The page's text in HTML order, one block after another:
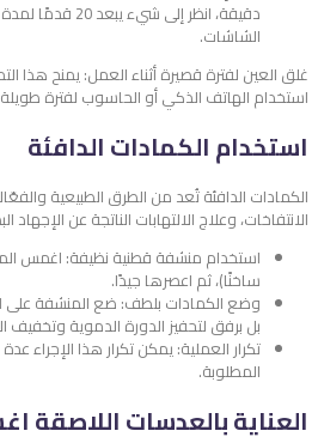
الشاشات.
غلق العين لفترة قصيرة أثناء العمل: يمنح هذا
استخدام الهاتف الذكي أو الحاسوب لفترة
استخدام الكمادات الدافئة
الكمادات الدافئة تُعد من الطرق الطبيعية
الانتفاخات، وعلاج الالتهابات الناتجة عن
استخدام منشفة قطنية نظيفة: اغمس
ساخنًا)، ثم اعصرها جيدًا.
وضع الكمادات بلطف: ضع المنشفة على
بل برفق لتحفيز الدورة الدموية وتخفيف
تكرار العملية: يمكن تكرار هذا الإجراء
المطلوبة.
العناية بالعدسات اللاصقة